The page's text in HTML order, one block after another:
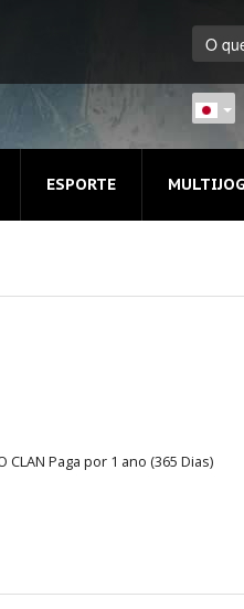
ESPORTE
Paga por 1 ano (365 Dias)